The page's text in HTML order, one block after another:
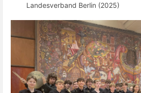
Landesverband Berlin (2025)